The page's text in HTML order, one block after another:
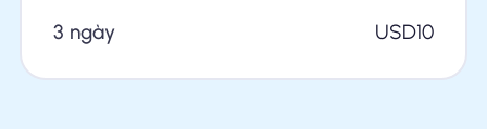
3 ngày
USD10